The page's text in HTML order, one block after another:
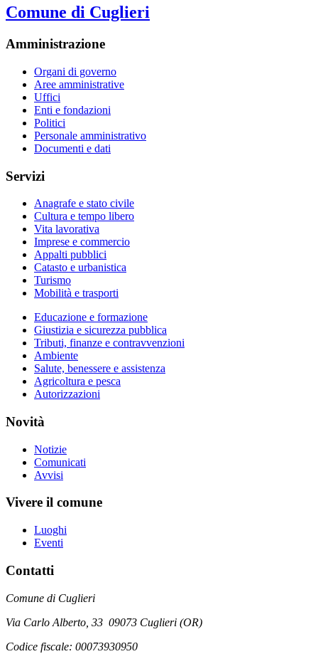
Comune di Cuglieri
Amministrazione
Organi di governo
Aree amministrative
Uffici
Enti e fondazioni
Politici
Personale amministrativo
Documenti e dati
Servizi
Anagrafe e stato civile
Cultura e tempo libero
Vita lavorativa
Imprese e commercio
Appalti pubblici
Catasto e urbanistica
Turismo
Mobilità e trasporti
Educazione e formazione
Giustizia e sicurezza pubblica
Tributi, finanze e contravvenzioni
Ambiente
Salute, benessere e assistenza
Agricoltura e pesca
Autorizzazioni
Novità
Notizie
Comunicati
Avvisi
Vivere il comune
Luoghi
Eventi
Contatti
Comune di Cuglieri
Via Carlo Alberto, 33 09073 Cuglieri (OR)
Codice fiscale: 00073930950